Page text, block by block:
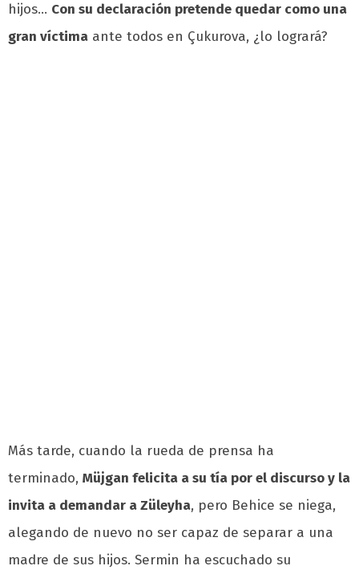
hijos… Con su declaración pretende quedar como una
gran víctima ante todos en Çukurova, ¿lo logrará?
Más tarde, cuando la rueda de prensa ha
terminado, Müjgan felicita a su tía por el discurso y la
invita a demandar a Züleyha, pero Behice se niega,
alegando de nuevo no ser capaz de separar a una
madre de sus hijos. Sermin ha escuchado su